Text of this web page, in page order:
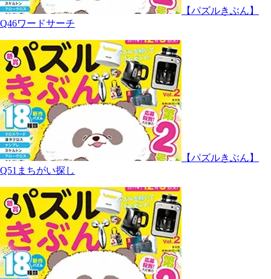
【パズルきぶん】
Q46ワードサーチ
【パズルきぶん】
Q51まちがい探し